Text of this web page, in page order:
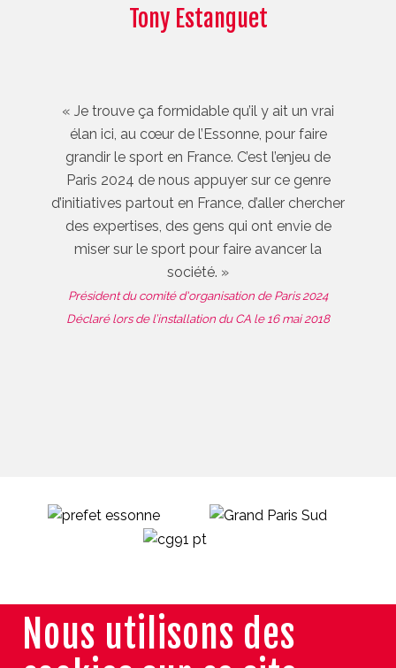
Tony Estanguet
« Je trouve ça formidable qu’il y ait un vrai
élan ici, au cœur de l’Essonne, pour faire
grandir le sport en France. C’est l’enjeu de
Paris 2024 de nous appuyer sur ce genre
d’initiatives partout en France, d’aller chercher
des expertises, des gens qui ont envie de
miser sur le sport pour faire avancer la
société. »
Président du comité d'organisation de Paris 2024
Déclaré lors de l’installation du CA le 16 mai 2018
Nous utilisons des